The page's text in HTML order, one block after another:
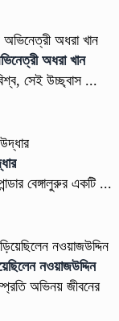
অধরা খান
সেই উচ্ছ্বাস ...
বেঙ্গালুরুর একটি ...
নওয়াজউদ্দিন
অভিনয় জীবনের